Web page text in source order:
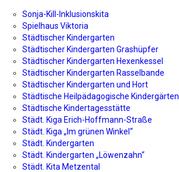
Sonja-Kill-Inklusionskita
Spielhaus Viktoria
Städtischer Kindergarten
Städtischer Kindergarten Grashüpfer
Städtischer Kindergarten Hexenkessel
Städtischer Kindergarten Rasselbande
Städtischer Kindergarten und Hort
Städtische Heilpädagogische Kindergärten
Städtische Kindertagesstätte
Städt. Kiga Erich-Hoffmann-Straße
Städt. Kiga „Im grünen Winkel“
Städt. Kindergarten
Städt. Kindergarten „Löwenzahn“
Städt. Kita Metzental